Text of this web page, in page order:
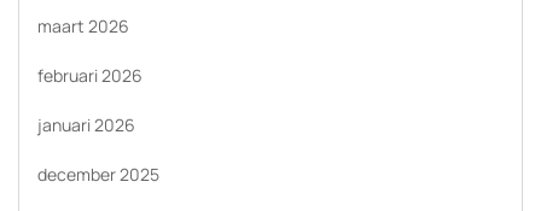
maart 2026
februari 2026
januari 2026
december 2025